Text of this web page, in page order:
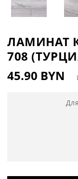
ЛАМИНАТ
708
45.90 BYN